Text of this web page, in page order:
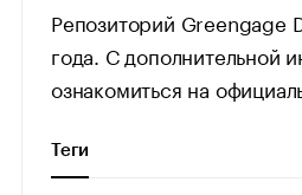
Репозиторий Greengage
года. С дополнительной
ознакомиться на
Теги